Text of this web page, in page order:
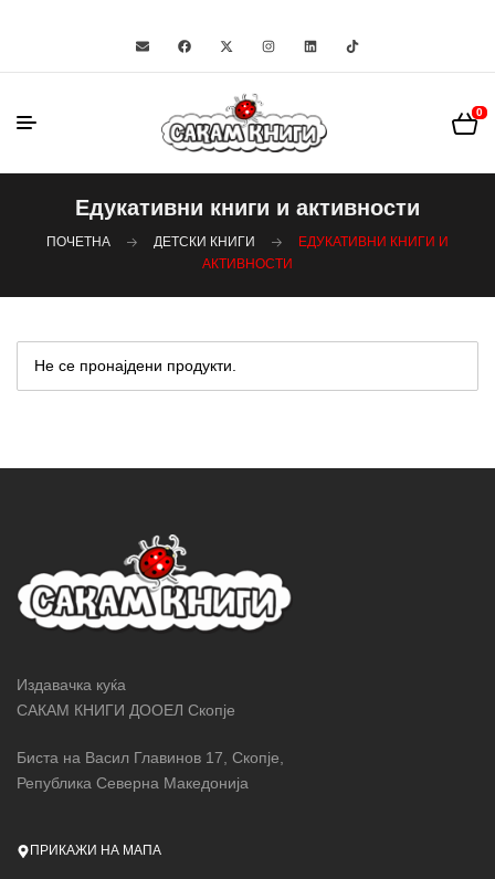
0
Едукативни книги и активности
ПОЧЕТНА ДЕТСКИ КНИГИ
ЕДУКАТИВНИ КНИГИ И
АКТИВНОСТИ
Не се пронајдени продукти.
Издавачка куќа
САКАМ КНИГИ ДООЕЛ Скопје
Биста на Васил Главинов 17, Скопје,
Република Северна Македонија
ПРИКАЖИ НА МАПА